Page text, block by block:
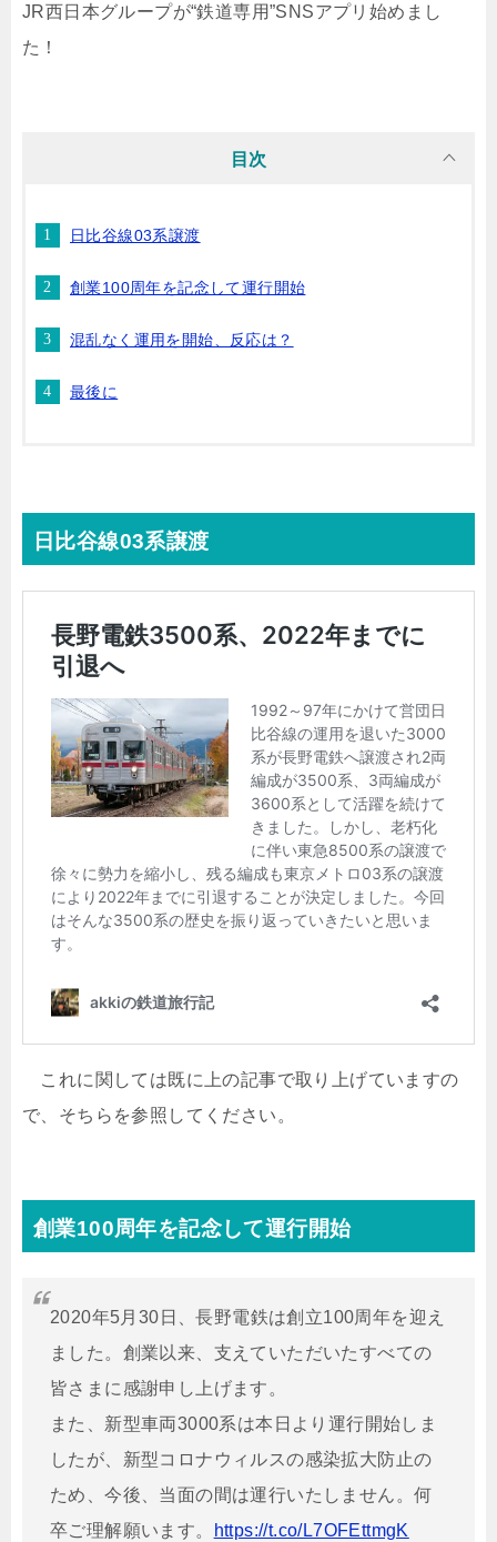
JR西日本グループが“鉄道専用”SNSアプリ始めまし
た！
目次
日比谷線03系譲渡
創業100周年を記念して運行開始
混乱なく運用を開始、反応は？
最後に
日比谷線03系譲渡
これに関しては既に上の記事で取り上げていますの
で、そちらを参照してください。
創業100周年を記念して運行開始
2020年5月30日、長野電鉄は創立100周年を迎え
ました。創業以来、支えていただいたすべての
皆さまに感謝申し上げます。
また、新型車両3000系は本日より運行開始しま
したが、新型コロナウィルスの感染拡大防止の
ため、今後、当面の間は運行いたしません。何
卒ご理解願います。
https://t.co/L7OFEttmgK